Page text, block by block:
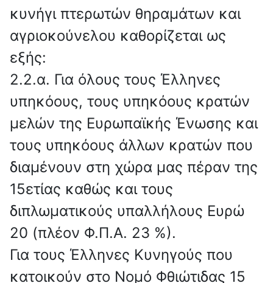
κυνήγι πτερωτών θηραμάτων και
αγριοκούνελου καθορίζεται ως
εξής:
2.2.α. Για όλους τους Έλληνες
υπηκόους, τους υπηκόους κρατών
μελών της Ευρωπαϊκής Ένωσης και
τους υπηκόους άλλων κρατών που
διαμένουν στη χώρα μας πέραν της
15ετίας καθώς και τους
διπλωματικούς υπαλλήλους Ευρώ
20 (πλέον Φ.Π.Α. 23 %).
Για τους Έλληνες Κυνηγούς που
κατοικούν στο Νομό Φθιώτιδας 15